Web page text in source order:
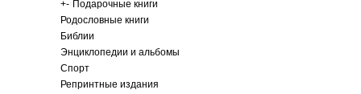
+- Подарочные книги
Родословные книги
Библии
Энциклопедии и альбомы
Спорт
Репринтные издания